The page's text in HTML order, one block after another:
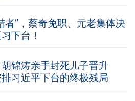
者”，蔡奇免职、元老集体决
下台！
锦涛亲手封死儿子晋升
习近平下台的终极残局